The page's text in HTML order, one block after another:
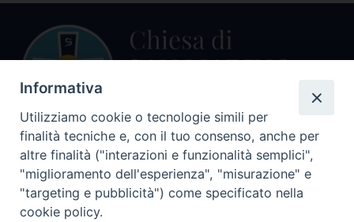
Centralino Curia Vescovile
0541 913711
Indirizzo
Informativa
Utilizziamo cookie o tecnologie simili per
finalità tecniche e, con il tuo consenso, anche per
altre finalità ("interazioni e funzionalità semplici",
"miglioramento dell'esperienza", "misurazione" e
"targeting e pubblicità") come specificato nella
cookie policy.